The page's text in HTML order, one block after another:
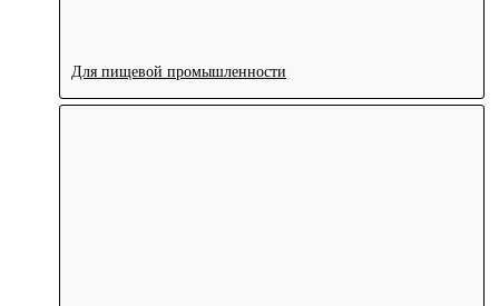
Для пищевой промышленности